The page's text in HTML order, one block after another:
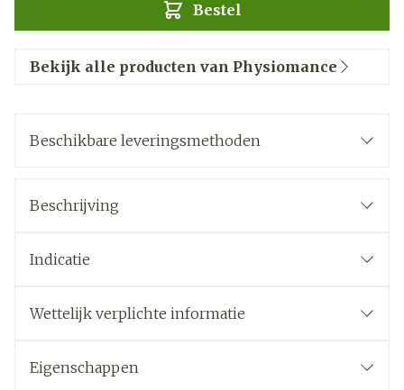
Bestel
Bekijk alle producten van Physiomance
Beschikbare leveringsmethoden
Beschrijving
Indicatie
Wettelijk verplichte informatie
Eigenschappen